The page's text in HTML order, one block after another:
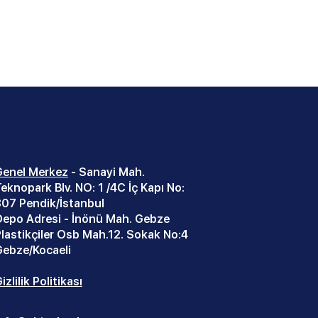
Merkez - Sanayi Mah.
Blv. NO: 1 /4C İç Kapı No:
Pendik/İstanbul
Adresi - İnönü Mah. Gebze
Osb Mah.12. Sokak No:4
Kocaeli
Politikası